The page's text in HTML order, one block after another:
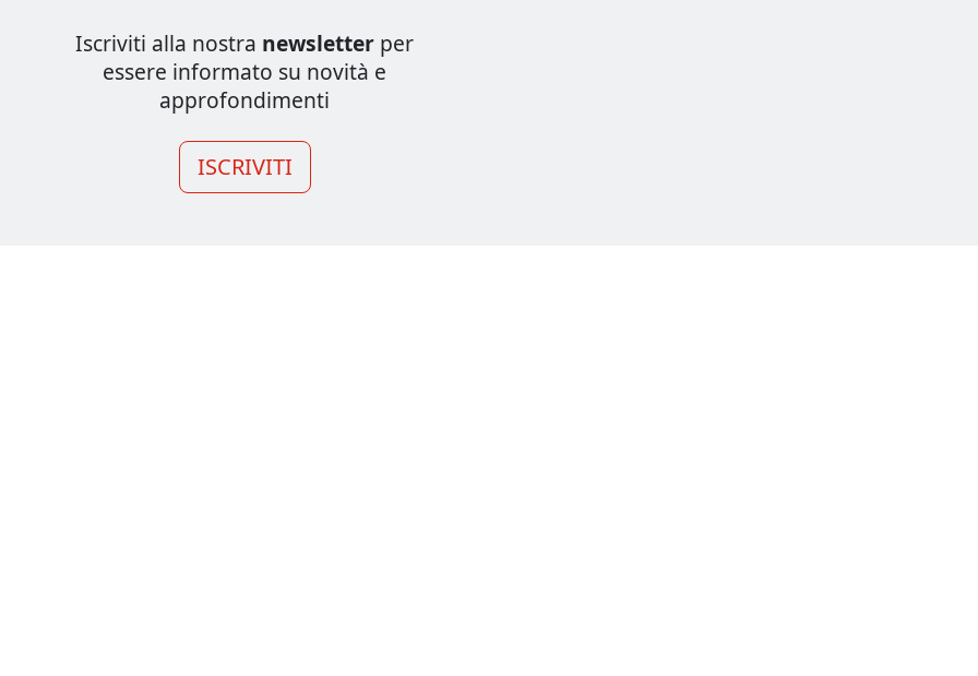
Iscriviti alla nostra newsletter per
essere informato su novità e
approfondimenti
ISCRIVITI